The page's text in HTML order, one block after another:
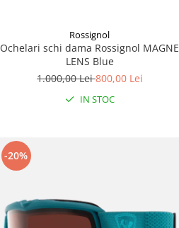
Rossignol
Ochelari schi dama Rossignol MAGNE
LENS Blue
1.000,00 Lei800,00 Lei
IN STOC
-20%